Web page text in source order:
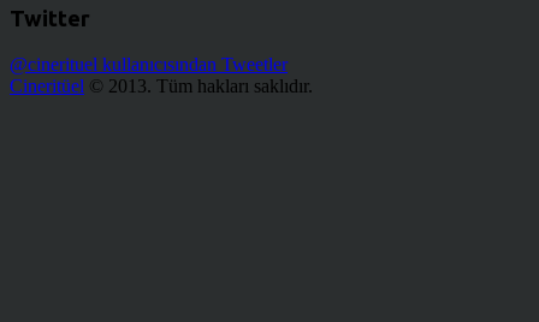
Twitter
@cinerituel kullanıcısından Tweetler
Cineritüel © 2013. Tüm hakları saklıdır.